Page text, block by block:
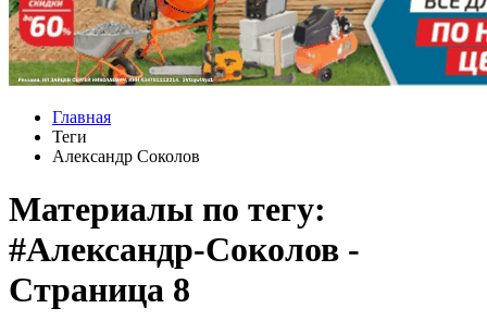
Главная
Теги
Александр Соколов
Материалы по тегу:
#Александр-Соколов -
Страница 8